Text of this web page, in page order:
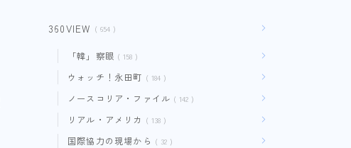
360VIEW 654
「韓」察眼 158
ウォッチ！永田町 184
ノースコリア・ファイル 142
リアル・アメリカ 138
国際協力の現場から 32